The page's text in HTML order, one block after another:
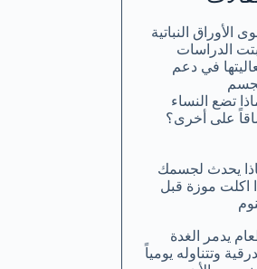
الأوراق النباتية
الدراسات
في دعم
تضع النساء
على أخرى؟
يحدث لجسمك
اكلت موزة قبل
يدمر الغدة
وتتناوله يومياً